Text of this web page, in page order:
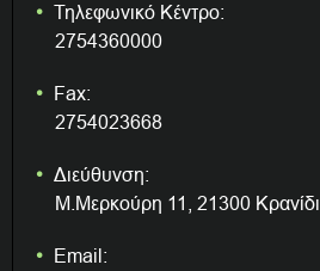
Τηλεφωνικό Κέντρο:
2754360000
Fax:
2754023668
Διεύθυνση:
Μ.Μερκούρη 11, 21300 Κρανίδι
Email: